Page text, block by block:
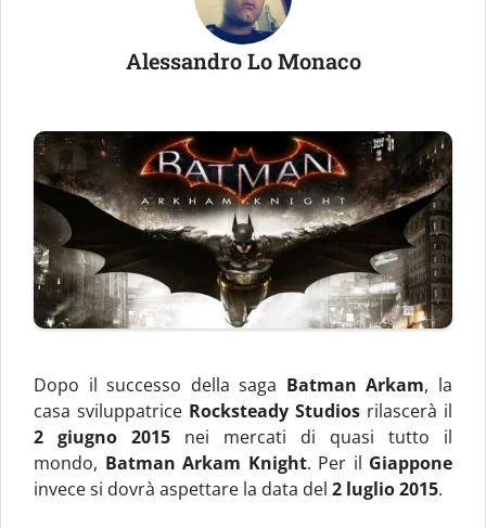
Alessandro Lo Monaco
Dopo il successo della saga Batman Arkam, la
casa sviluppatrice Rocksteady Studios rilascerà il
2 giugno 2015 nei mercati di quasi tutto il
mondo, Batman Arkam Knight. Per il Giappone
invece si dovrà aspettare la data del 2 luglio 2015.